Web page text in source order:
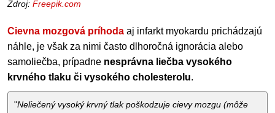
Zdroj: Freepik.com
Cievna mozgová príhoda aj infarkt myokardu prichádzajú
náhle, je však za nimi často dlhoročná ignorácia alebo
samoliečba, prípadne nesprávna liečba vysokého
krvného tlaku či vysokého cholesterolu.
"Neliečený vysoký krvný tlak poškodzuje cievy mozgu (môže